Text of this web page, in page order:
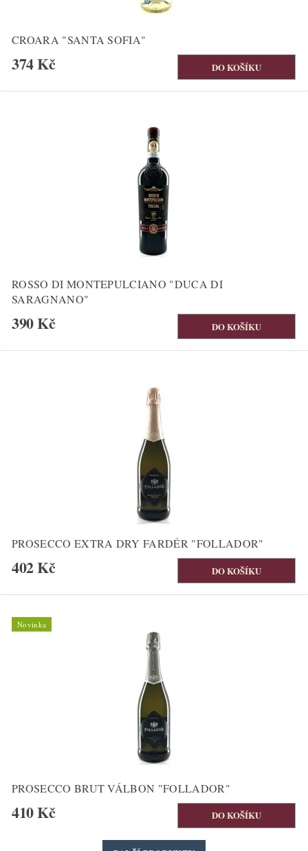
CROARA "SANTA SOFIA"
374 Kč
ROSSO DI MONTEPULCIANO "DUCA DI
SARAGNANO"
390 Kč
PROSECCO EXTRA DRY FARDÉR "FOLLADOR"
402 Kč
Novinka
PROSECCO BRUT VÁLBON "FOLLADOR"
410 Kč